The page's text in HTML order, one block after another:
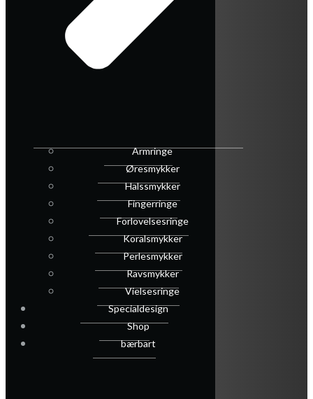
Armringe
Øresmykker
Halssmykker
Fingerringe
Forlovelsesringe
Koralsmykker
Perlesmykker
Ravsmykker
Vielsesringe
Specialdesign
Shop
bærbart